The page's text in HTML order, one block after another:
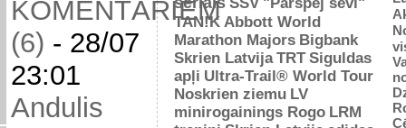
KOMENTĀRIEM
(6) - 28/07
23:01
Andulis
TAN!K Abbott World
Marathon Majors Bigbank
Skrien Latvija TRT Siguldas
apļi Ultra-Trail® World Tour
Noskrien ziemu LV
minirogainings Rogo LRM